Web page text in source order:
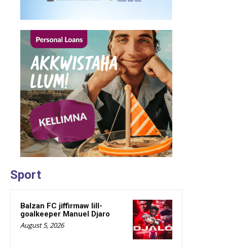
Sport
Balzan FC jiffirmaw lill-
goalkeeper Manuel Djaro
August 5, 2026